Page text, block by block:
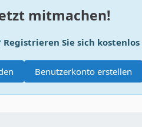
mitmachen!
Registrieren Sie sich kostenlos
Benutzerkonto erstellen